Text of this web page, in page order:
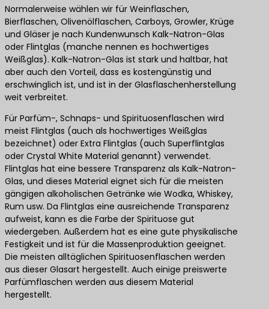
Normalerweise wählen wir für Weinflaschen,
Bierflaschen, Olivenölflaschen, Carboys, Growler, Krüge
und Gläser je nach Kundenwunsch Kalk-Natron-Glas
oder Flintglas (manche nennen es hochwertiges
Weißglas). Kalk-Natron-Glas ist stark und haltbar, hat
aber auch den Vorteil, dass es kostengünstig und
erschwinglich ist, und ist in der Glasflaschenherstellung
weit verbreitet.
Für Parfüm-, Schnaps- und Spirituosenflaschen wird
meist Flintglas (auch als hochwertiges Weißglas
bezeichnet) oder Extra Flintglas (auch Superflintglas
oder Crystal White Material genannt) verwendet.
Flintglas hat eine bessere Transparenz als Kalk-Natron-
Glas, und dieses Material eignet sich für die meisten
gängigen alkoholischen Getränke wie Wodka, Whiskey,
Rum usw. Da Flintglas eine ausreichende Transparenz
aufweist, kann es die Farbe der Spirituose gut
wiedergeben. Außerdem hat es eine gute physikalische
Festigkeit und ist für die Massenproduktion geeignet.
Die meisten alltäglichen Spirituosenflaschen werden
aus dieser Glasart hergestellt. Auch einige preiswerte
Parfümflaschen werden aus diesem Material
hergestellt.